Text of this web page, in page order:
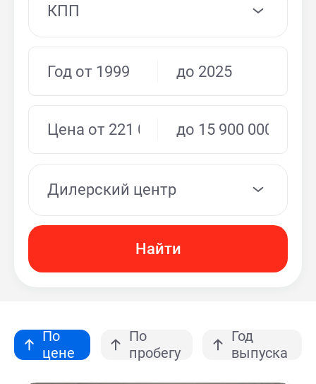
КПП
Дилерский центр
Найти
По
цене
По
пробегу
Год
выпуска